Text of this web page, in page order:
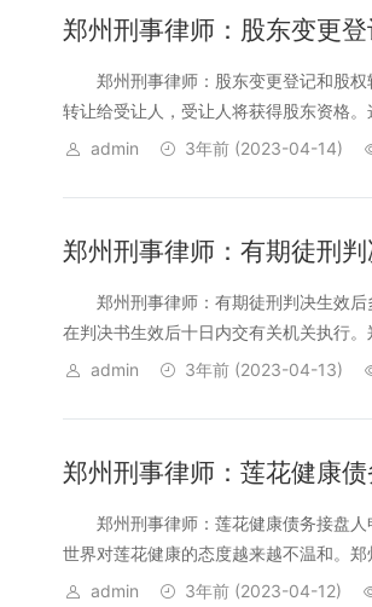
郑州刑事律师：股东变更
郑州刑事律师：股东变更登记和股权
转让给受让人，受让人将获得股东资格
admin
3年前 (2023-04-14)
郑州刑事律师：有期徒刑
郑州刑事律师：有期徒刑判决生效
在判决书生效后十日内交有关机关执
admin
3年前 (2023-04-13)
郑州刑事律师：莲花健康
郑州刑事律师：莲花健康债务接盘人
世界对莲花健康的态度越来越不温和
admin
3年前 (2023-04-12)